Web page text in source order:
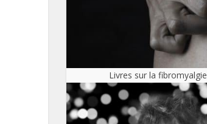
Livres sur la fibromyalgie